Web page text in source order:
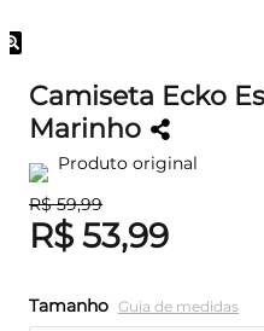
Camiseta Ecko
Marinho
Produto original
R$ 59,99
R$ 53,99
Tamanho Guia de medidas